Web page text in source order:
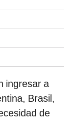
ingresar a
Brasil,
de